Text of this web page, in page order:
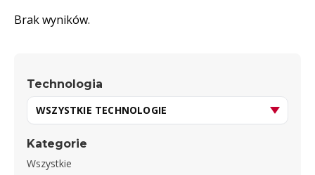
Brak wyników.
Technologia
Kategorie
Wszystkie